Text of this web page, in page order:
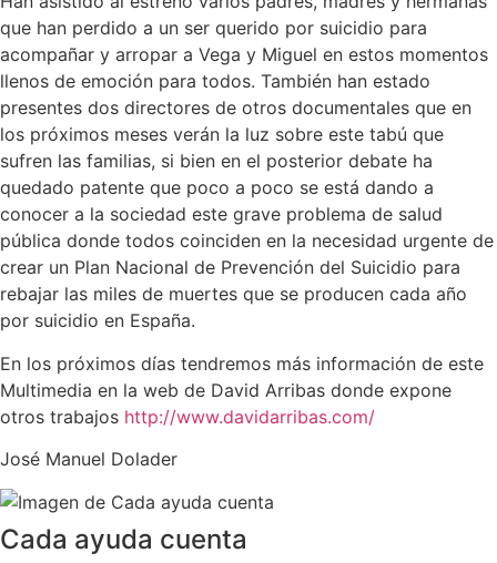
que han perdido a un ser querido por suicidio para
acompañar y arropar a Vega y Miguel en estos momentos
llenos de emoción para todos. También han estado
presentes dos directores de otros documentales que en
los próximos meses verán la luz sobre este tabú que
sufren las familias, si bien en el posterior debate ha
quedado patente que poco a poco se está dando a
conocer a la sociedad este grave problema de salud
pública donde todos coinciden en la necesidad urgente de
crear un Plan Nacional de Prevención del Suicidio para
rebajar las miles de muertes que se producen cada año
por suicidio en España.
En los próximos días tendremos más información de este
Multimedia en la web de David Arribas donde expone
otros trabajos http://www.davidarribas.com/
José Manuel Dolader
Cada ayuda cuenta